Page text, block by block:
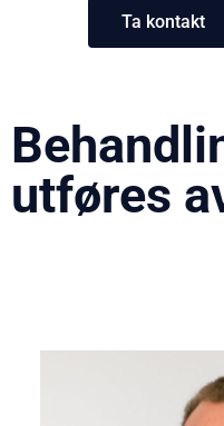
Ta kontakt
utføres